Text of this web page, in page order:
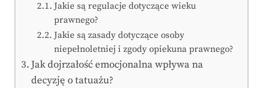
Jakie są regulacje dotyczące wieku
prawnego?
Jakie są zasady dotyczące osoby
niepełnoletniej i zgody opiekuna prawnego?
Jak dojrzałość emocjonalna wpływa na
decyzję o tatuażu?